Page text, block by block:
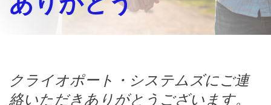
クライオポート・システムズにご連
絡いただきありがとうございます。